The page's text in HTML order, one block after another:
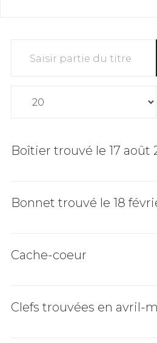
Boîtier trouvé le 17 août
Bonnet trouvé le 18
Cache-coeur
Clefs trouvées en avril-